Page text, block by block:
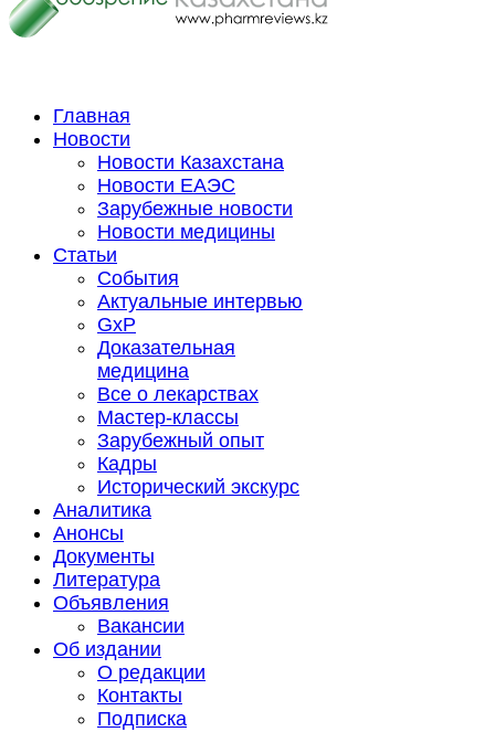
Главная
Новости
Новости Казахстана
Новости ЕАЭС
Зарубежные новости
Новости медицины
Статьи
События
Актуальные интервью
GxP
Доказательная
медицина
Все о лекарствах
Мастер-классы
Зарубежный опыт
Кадры
Исторический экскурс
Аналитика
Анонсы
Документы
Литература
Объявления
Вакансии
Об издании
О редакции
Контакты
Подписка